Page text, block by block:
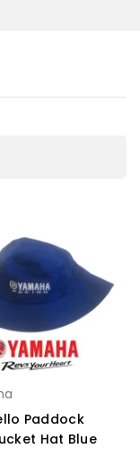
Paddock
Hat Blue